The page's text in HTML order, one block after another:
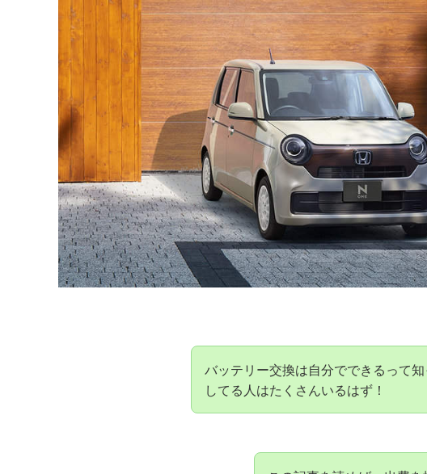
バッテリー交換は自分でできるって
してる人はたくさんいるはず！